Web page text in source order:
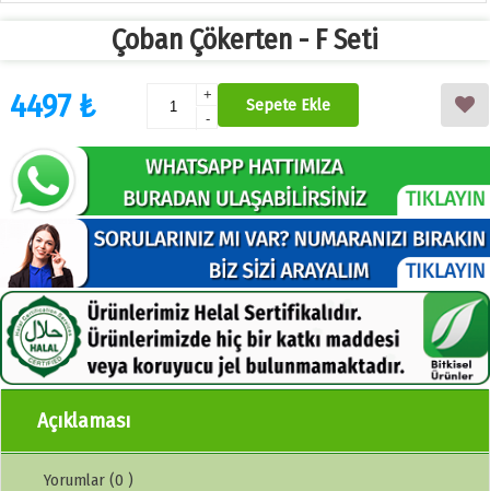
Çoban Çökerten - F Seti
4497 ₺
+
-
Sepete Ekle
Açıklaması
Yorumlar (0 )